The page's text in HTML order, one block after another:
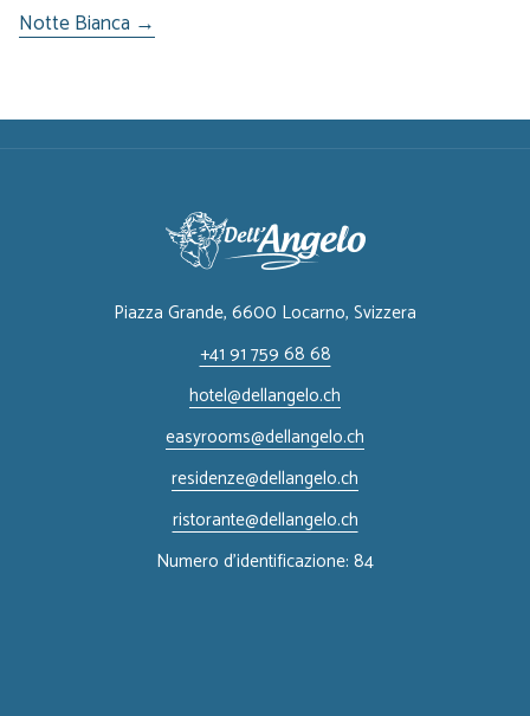
Notte Bianca →
Piazza Grande, 6600 Locarno, ​Svizzera
+41 91 759 68 68
hotel@dellangelo.ch
easyrooms@dellangelo.ch
residenze@dellangelo.ch
ristorante@dellangelo.ch
Numero d'identificazione: 84